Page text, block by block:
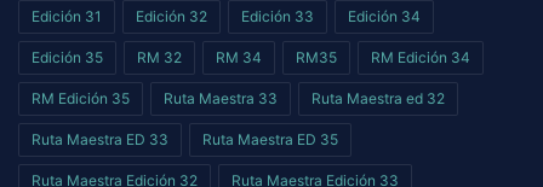
Edición 31 Edición 32 Edición 33 Edición 34
Edición 35 RM 32 RM 34 RM35 RM Edición 34
RM Edición 35 Ruta Maestra 33 Ruta Maestra ed 32
Ruta Maestra ED 33 Ruta Maestra ED 35
Ruta Maestra Edición 32 Ruta Maestra Edición 33